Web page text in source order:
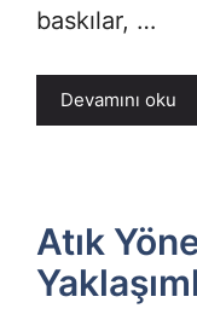
baskılar, …
Devamını oku
Atık